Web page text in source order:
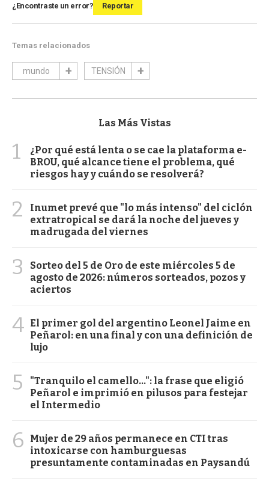
¿Encontraste un error? Reportar
Temas relacionados
mundo TENSIÓN
Las Más Vistas
1
¿Por qué está lenta o se cae la plataforma e-
BROU, qué alcance tiene el problema, qué
riesgos hay y cuándo se resolverá?
2
Inumet prevé que "lo más intenso" del ciclón
extratropical se dará la noche del jueves y
madrugada del viernes
3
Sorteo del 5 de Oro de este miércoles 5 de
agosto de 2026: números sorteados, pozos y
aciertos
4 El primer gol del argentino Leonel Jaime en
Peñarol: en una final y con una definición de
lujo
5
"Tranquilo el camello...": la frase que eligió
Peñarol e imprimió en pilusos para festejar
el Intermedio
6
Mujer de 29 años permanece en CTI tras
intoxicarse con hamburguesas
presuntamente contaminadas en Paysandú